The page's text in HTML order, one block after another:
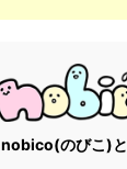
nobico(のびこ)